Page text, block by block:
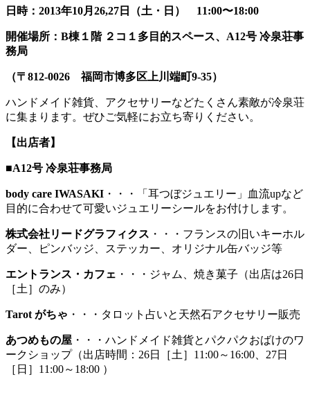
日時：2013年10月26,27日（土・日） 11:00〜18:00
開催場所：B棟１階 ２コ１多目的スペース、A12号 冷泉荘事
務局
（〒812-0026 福岡市博多区上川端町9-35）
ハンドメイド雑貨、アクセサリーなどたくさん素敵が冷泉荘
に集まります。ぜひご気軽にお立ち寄りください。
【出店者】
■A12号 冷泉荘事務局
body care IWASAKI ・・・「耳つぼジュエリー」血流upなど
目的に合わせて可愛いジュエリーシールをお付けします。
株式会社リードグラフィクス ・・・フランスの旧いキーホル
ダー、ピンバッジ、ステッカー、オリジナル缶バッジ等
エントランス・カフェ ・・・ジャム、焼き菓子（出店は26日
［土］のみ）
Tarot がちゃ ・・・タロット占いと天然石アクセサリー販売
あつめもの屋 ・・・ハンドメイド雑貨とパクパクおばけのワ
ークショップ（出店時間：26日［土］11:00～16:00、27日
［日］11:00～18:00 ）